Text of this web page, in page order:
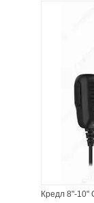
Кредл 8"-10"